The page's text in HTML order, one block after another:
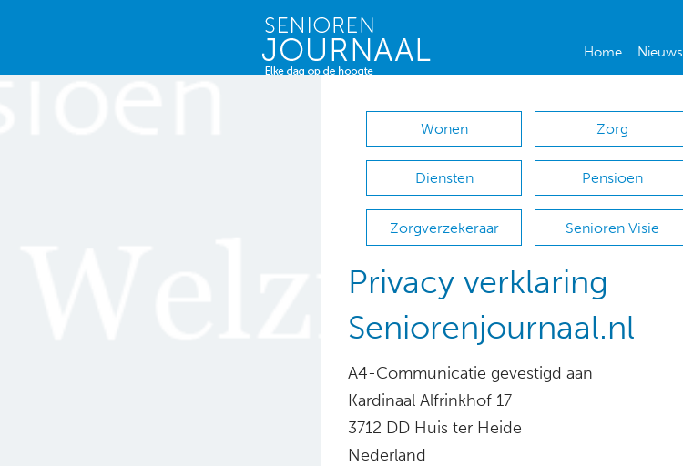
Home Nieuws
Wonen Zorg
Diensten Pensioen
Zorgverzekeraar Senioren Visie
Privacy verklaring
Seniorenjournaal.nl
A4-Communicatie gevestigd aan
Kardinaal Alfrinkhof 17
3712 DD Huis ter Heide
Nederland